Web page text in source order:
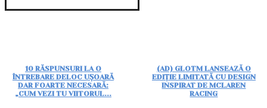
10 RĂSPUNSURI LA O
ÎNTREBARE DELOC UȘOARĂ
DAR FOARTE NECESARĂ:
„CUM VEZI TU VIITORUL...
(AD) GLOTM LANSEAZĂ O
EDIȚIE LIMITATĂ CU DESIGN
INSPIRAT DE MCLAREN
RACING